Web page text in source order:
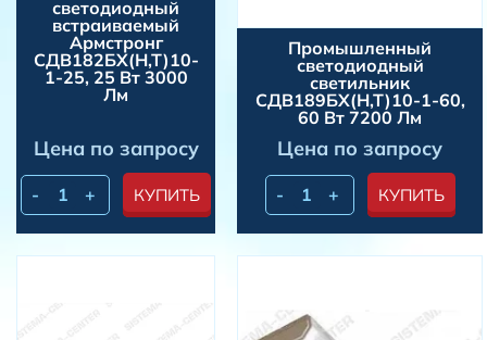
светодиодный
встраиваемый
Армстронг
СДВ182БХ(Н,Т)10-
1-25, 25 Вт 3000
Лм
Цена по запросу
- + КУПИТЬ
Промышленный
светодиодный
светильник
СДВ189БХ(Н,Т)10-1-60,
60 Вт 7200 Лм
Цена по запросу
- + КУПИТЬ